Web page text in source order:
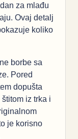
za mlađu
Ovaj detalj
koliko
borbe sa
Pored
dopušta
iz trka i
je korisno